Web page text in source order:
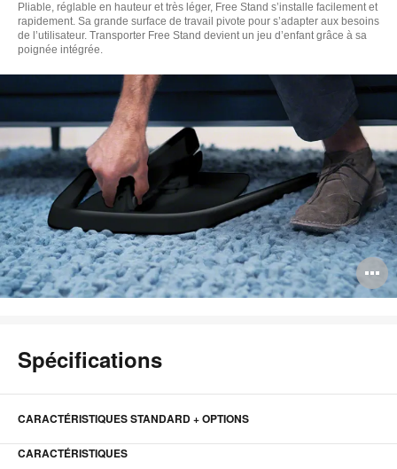
Pliable, réglable en hauteur et très léger, Free Stand s’installe facilement et
rapidement. Sa grande surface de travail pivote pour s’adapter aux besoins
de l’utilisateur. Transporter Free Stand devient un jeu d’enfant grâce à sa
poignée intégrée.
Spécifications
CARACTÉRISTIQUES STANDARD + OPTIONS
CARACTÉRISTIQUES